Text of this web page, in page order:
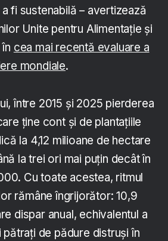
fi sustenabilă – avertizează
Unite pentru Alimentație și
cea mai recentă evaluare a
mondiale.
între 2015 și 2025 pierderea
ține cont și de plantațiile
la 4,12 milioane de hectare
la trei ori mai puțin decât în
Cu toate acestea, ritmul
rămâne îngrijorător: 10,9
dispar anual, echivalentul a
pătrați de pădure distruși în